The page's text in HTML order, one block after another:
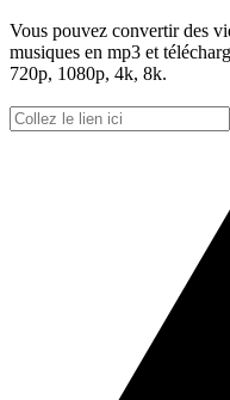
Vous pouvez convertir des
musiques en mp3 et
720p, 1080p, 4k, 8k.